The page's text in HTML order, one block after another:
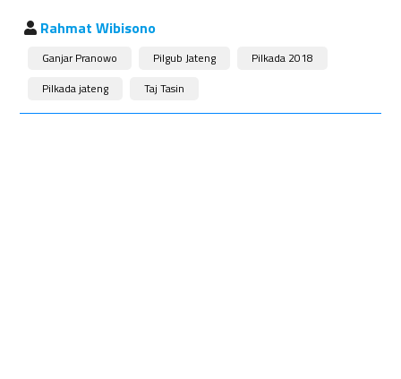
Rahmat Wibisono
Ganjar Pranowo Pilgub Jateng
Pilkada 2018
Pilkada jateng
Taj Tasin